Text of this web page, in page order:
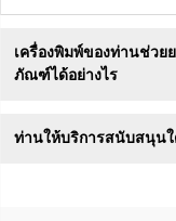
เครื่องพิมพ์ของท่านช่ว
ภัณฑ์ได้อย่างไร
ท่านให้บริการสนับสนุนใ